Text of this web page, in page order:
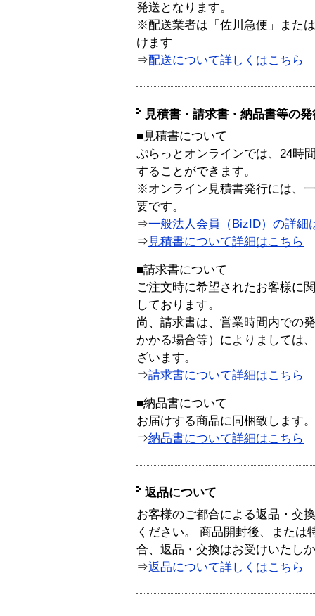
発送となります。
※配送業者は「佐川急便」また
けます
⇒配送について詳しくはこちら
見積書・請求書・納品書等の
■見積書について
ぷらっとオンラインでは、24時
することができます。
※オンライン見積書発行には、
要です。
⇒一般法人会員（BizID）の詳細
⇒ 見積書について詳細はこちら
■請求書について
ご注文時に希望されたお客様に
しております。
尚、請求書は、営業時間内での
かかる場合等）によりましては
ざいます。
⇒請求書について詳細はこちら
■納品書について
お届けする商品に同梱致します。
⇒納品書について詳細はこちら
返品について
お客様のご都合による返品・交
ください。 商品開封後、または
合、返品・交換はお受けいたし
⇒返品について詳しくはこちら